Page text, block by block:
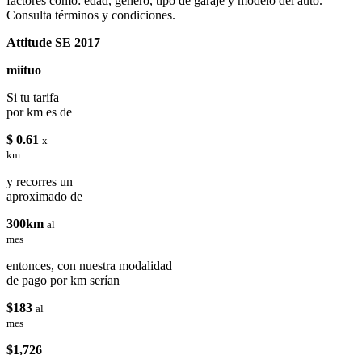
Consulta términos y condiciones.
Attitude SE 2017
miituo
Si tu tarifa
por km es de
$ 0.61 x
km
y recorres un
aproximado de
300km al
mes
entonces, con nuestra modalidad
de pago por km serían
$183 al
mes
$1,726